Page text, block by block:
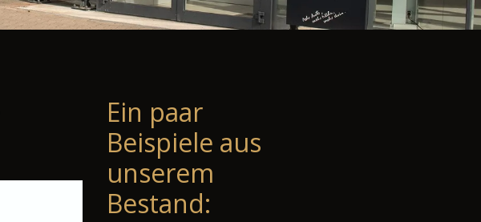
Ein paar
Beispiele aus
unserem
Bestand: